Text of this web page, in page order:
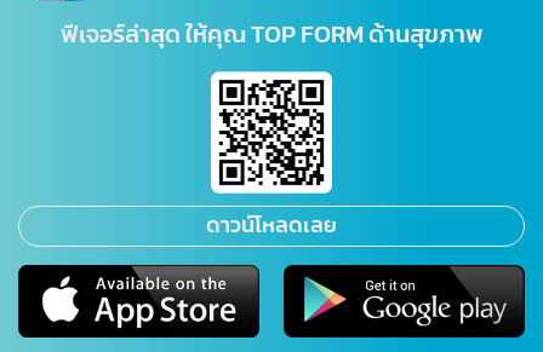
ฟีเจอร์ล่าสุด ให้คุณ TOP FORM ด้านสุขภาพ
ดาวน์โหลดเลย